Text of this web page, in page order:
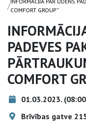
/COMFORT GROUP”
PADEVES
COMFORT
01.03.2023.
Brīvības gatve